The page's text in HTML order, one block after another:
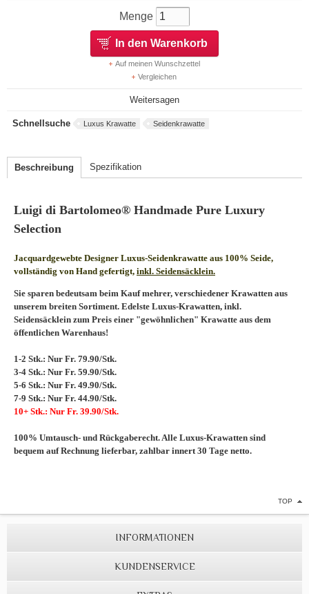
Menge
In den Warenkorb
Auf meinen Wunschzettel
Vergleichen
Weitersagen
Schnellsuche Luxus Krawatte Seidenkrawatte
Beschreibung Spezifikation
Luigi di Bartolomeo® Handmade Pure Luxury
Selection
Jacquardgewebte Designer Luxus-Seidenkrawatte aus 100% Seide,
vollständig von Hand gefertigt, inkl. Seidensäcklein.
Sie sparen bedeutsam beim Kauf mehrer, verschiedener Krawatten aus
unserem breiten Sortiment. Edelste Luxus-Krawatten, inkl.
Seidensäcklein zum Preis einer "gewöhnlichen" Krawatte aus dem
öffentlichen Warenhaus!
1-2 Stk.: Nur Fr. 79.90/Stk.
3-4 Stk.: Nur Fr. 59.90/Stk.
5-6 Stk.: Nur Fr. 49.90/Stk.
7-9 Stk.: Nur Fr. 44.90/Stk.
10+ Stk.: Nur Fr. 39.90/Stk.
100% Umtausch- und Rückgaberecht. Alle Luxus-Krawatten sind
bequem auf Rechnung lieferbar, zahlbar innert 30 Tage netto.
TOP
INFORMATIONEN
KUNDENSERVICE